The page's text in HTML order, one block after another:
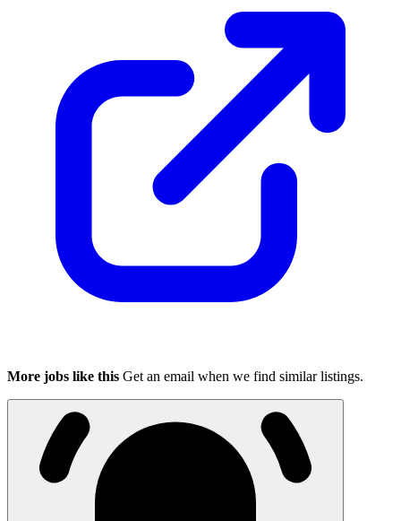
More jobs like this Get an email when we find similar listings.